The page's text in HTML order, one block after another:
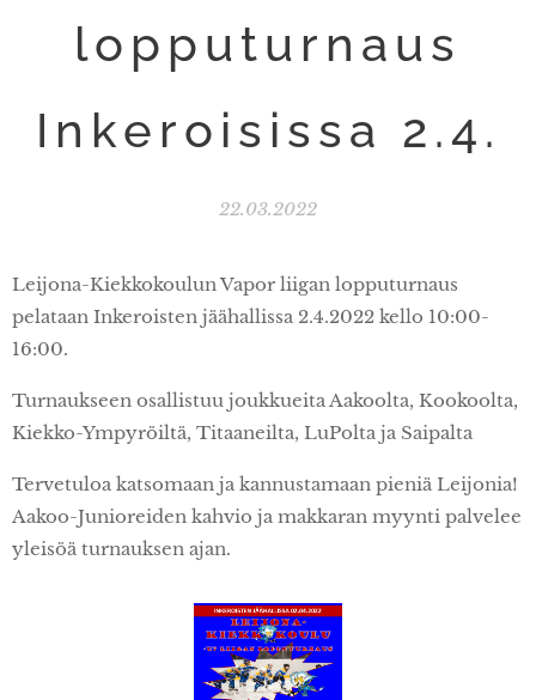
lopputurnaus
Inkeroisissa 2.4.
22.03.2022
Leijona-Kiekkokoulun Vapor liigan lopputurnaus
pelataan Inkeroisten jäähallissa 2.4.2022 kello 10:00-
16:00.
Turnaukseen osallistuu joukkueita Aakoolta, Kookoolta,
Kiekko-Ympyröiltä, Titaaneilta, LuPolta ja Saipalta
Tervetuloa katsomaan ja kannustamaan pieniä Leijonia!
Aakoo-Junioreiden kahvio ja makkaran myynti palvelee
yleisöä turnauksen ajan.